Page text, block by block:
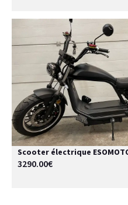
Scooter électrique
3290.00€